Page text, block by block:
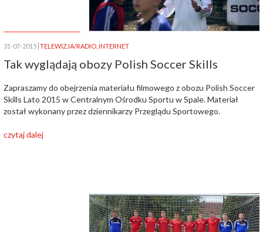
31-07-2015 TELEWIZJA/RADIO INTERNET
Tak wyglądają obozy Polish Soccer Skills
Zapraszamy do obejrzenia materiału filmowego z obozu Polish Soccer
Skills Lato 2015 w Centralnym Ośrodku Sportu w Spale. Materiał
został wykonany przez dziennikarzy Przeglądu Sportowego.
czytaj dalej